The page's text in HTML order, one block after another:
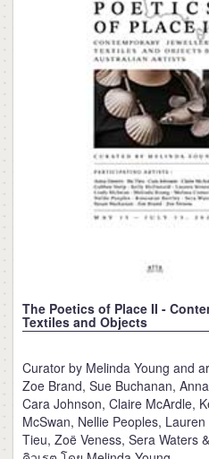
The Poetics of Place II -
Textiles and Objects
Curator by Melinda Young and
Zoe Brand, Sue Buchanan,
Cara Johnson, Claire McArdle,
McSwan, Nellie Peoples,
Tieu, Zoë Veness, Sera Waters